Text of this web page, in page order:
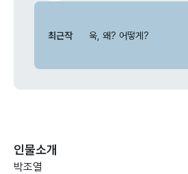
최근작 욱, 왜? 어떻게?
인물소개
박조열